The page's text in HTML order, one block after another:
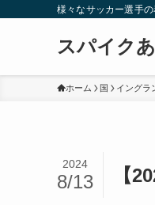
様々なサッカー選手
スパイク
ホーム 国 イングラ
【
2024
8/13